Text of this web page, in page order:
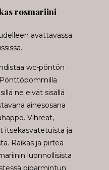
rosmariini
avattavassa
wc-pöntön
ne eivät sisällä
ainesosana
Vihreät,
itsekasvatetuista ja
Raikas ja pirteä
luonnollisista
piparmintun